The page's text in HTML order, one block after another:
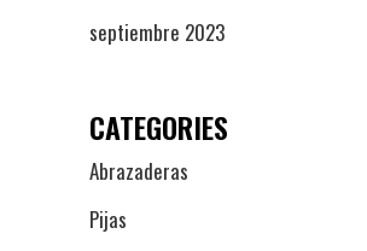
septiembre 2023
CATEGORIES
Abrazaderas
Pijas